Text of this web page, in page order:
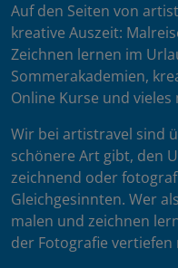
Auf den Seiten von
kreative Auszeit:
Zeichnen lernen im
Sommerakademien,
Online Kurse und vieles
Wir bei artistravel sind
schönere Art gibt, den
zeichnend oder
Gleichgesinnten. Wer
malen und zeichnen
der Fotografie